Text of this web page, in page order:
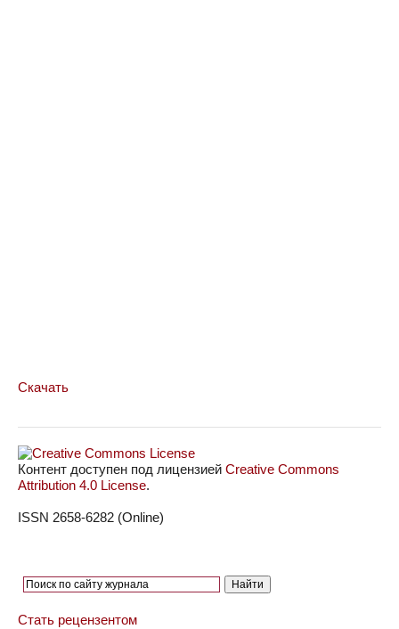
Скачать
Контент доступен под лицензией Creative Commons
Attribution 4.0 License.
ISSN 2658-6282 (Online)
Стать рецензентом